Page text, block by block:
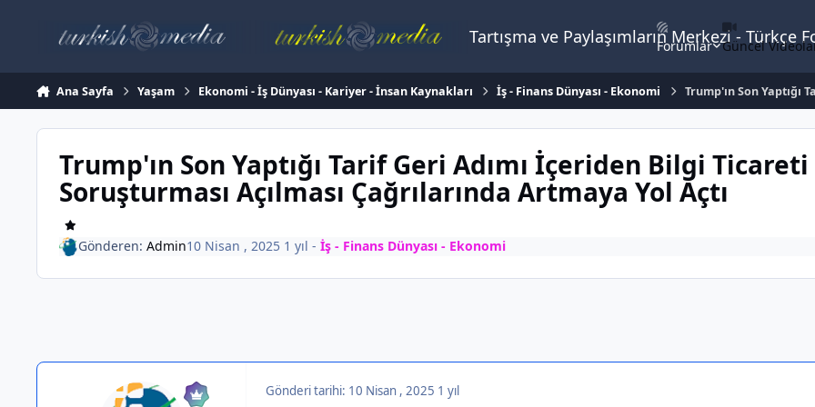
Tartışma ve Paylaşımların Merkezi -
Forumlar Güncel
Ana Sayfa Yaşam Ekonomi - İş Dünyası - Kariyer - İnsan Kaynakları İş - Finans Dünyası - Ekonomi Trump'ın Son Yaptığı
Trump'ın Son Yaptığı Tarif Geri Adımı İçeriden Bilgi Ticareti
Soruşturması Açılması Çağrılarında Artmaya Yol Açtı
Gönderen: Admin10 Nisan , 2025 1 yıl - İş - Finans Dünyası - Ekonomi
Gönderi tarihi: 10 Nisan , 2025 1 yıl